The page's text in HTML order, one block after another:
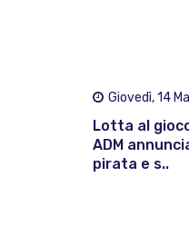
Giovedì, 14
Lotta al
ADM
pirata e s..